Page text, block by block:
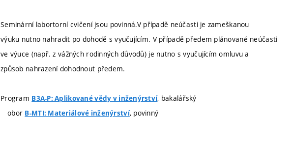
Seminární labortorní cvičení jsou povinná.V případě neúčasti je zameškanou
výuku nutno nahradit po dohodě s vyučujícím. V případě předem plánované neúčasti
ve výuce (např. z vážných rodinných důvodů) je nutno s vyučujícím omluvu a
způsob nahrazení dohodnout předem.
Program B3A-P: Aplikované vědy v inženýrství, bakalářský
obor B-MTI: Materiálové inženýrství, povinný